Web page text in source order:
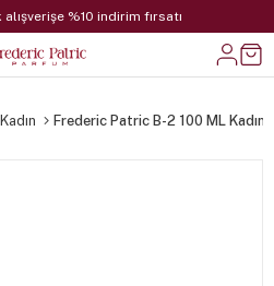
%10 indirim fırsatı
Kadın Frederic Patric B-2 100 ML Kadın